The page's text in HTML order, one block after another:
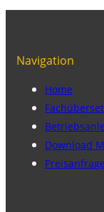
Navigation
Home
Download
Preisanfrage